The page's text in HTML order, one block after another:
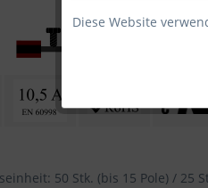
50 Stk. (bis 15 Pole) / 25
Diese Website